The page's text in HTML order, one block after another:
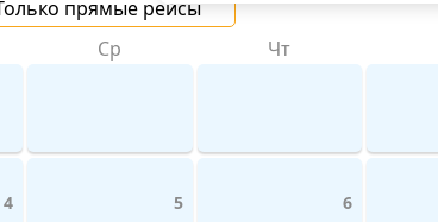
прямые рейсы
Ср Чт
4 5 6